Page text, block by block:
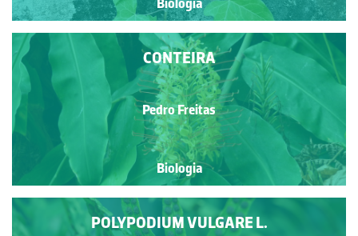
Biologia
CONTEIRA
Pedro Freitas
Biologia
POLYPODIUM VULGARE L.